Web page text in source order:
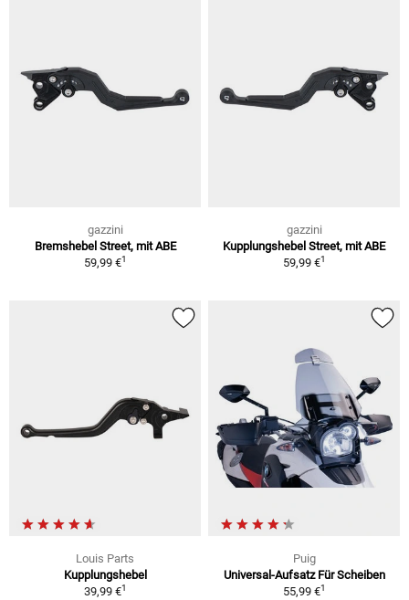
gazzini
Bremshebel Street, mit ABE
59,99 €1
gazzini
Kupplungshebel Street, mit ABE
59,99 €1
Louis Parts
Kupplungshebel
39,99 €1
Puig
Universal-Aufsatz Für Scheiben
55,99 €1